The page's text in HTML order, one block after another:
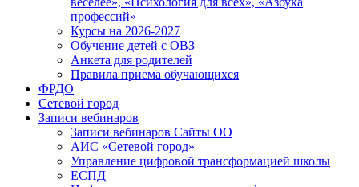
профессий»
Курсы на 2026-2027
Обучение детей с ОВЗ
Анкета для родителей
Правила приема обучающихся
ФРДО
Сетевой город
Записи вебинаров
Записи вебинаров Сайты ОО
АИС «Сетевой город»
Управление цифровой трансформацией школы
ЕСПД